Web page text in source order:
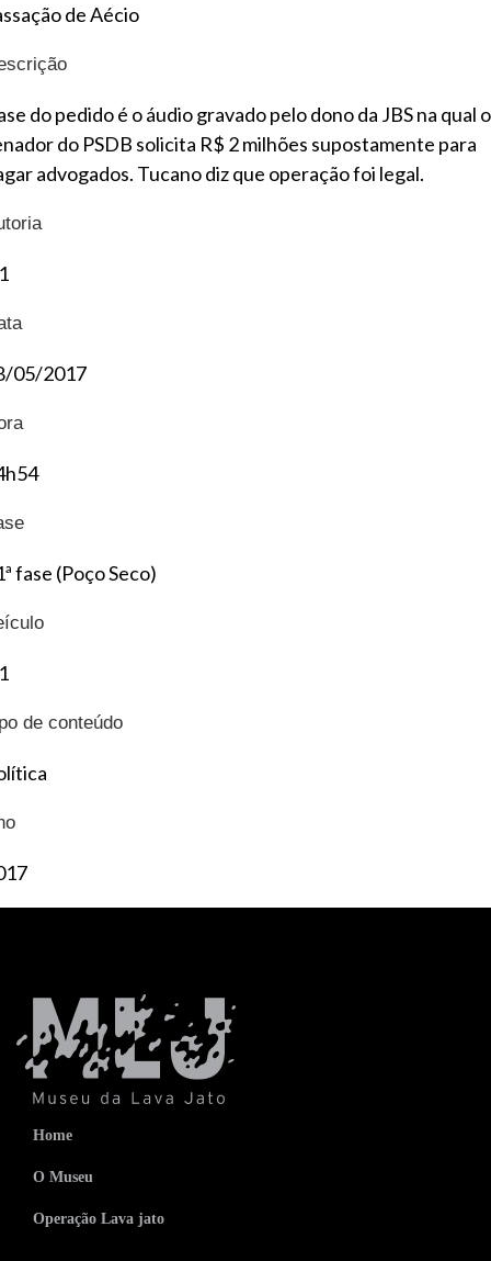
de Aécio
do pedido é o áudio gravado pelo dono da JBS na qual o
do PSDB solicita R$ 2 milhões supostamente para
advogados. Tucano diz que operação foi legal.
05/2017
fase (Poço Seco)
de conteúdo
Home
O Museu
Operação Lava jato